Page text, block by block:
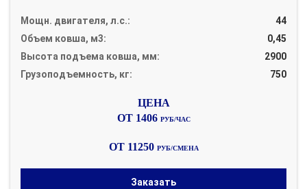
Мощн. двигателя, л.с.:
44
Объем ковша, м3:
0,45
Высота подъема ковша, мм:
2900
Грузоподъемность, кг:
750
ОТ 1406 РУБ/ЧАС
ОТ 11250 РУБ/СМЕНА
Заказать